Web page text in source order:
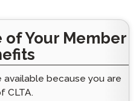
of Your Member
because you are
CLTA.